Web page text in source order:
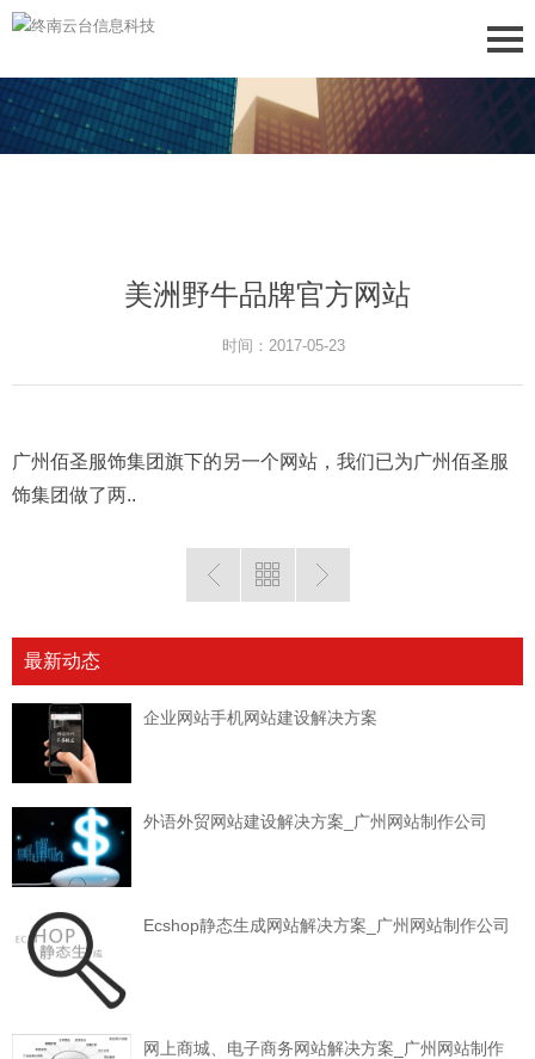
美洲野牛品牌官方网站
时间：2017-05-23
广州佰圣服饰集团旗下的另一个网站，我们已为广州佰圣服
饰集团做了两..
最新动态
企业网站手机网站建设解决方案
外语外贸网站建设解决方案_广州网站制作公司
Ecshop静态生成网站解决方案_广州网站制作公司
网上商城、电子商务网站解决方案_广州网站制作